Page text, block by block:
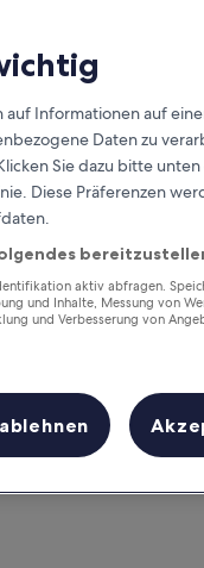
Informationen auf
Daten zu
Sie dazu bitte
Diese Präferenzen
aktiv abfragen.
und Inhalte, Messung von
und Verbesserung von